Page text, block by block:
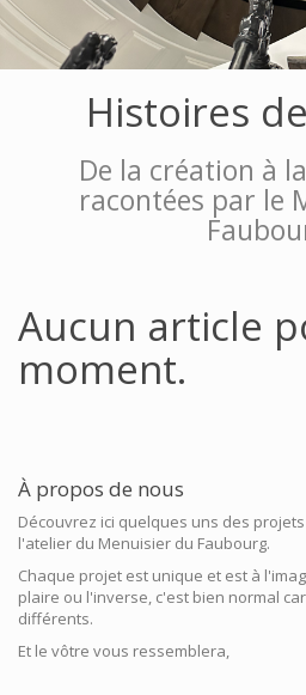
Histoires
De la création à
racontées par le
Aucun article
moment.
À propos de nous
Découvrez ici quelques uns des
l'atelier du Menuisier du Faubourg.
Chaque projet est unique et est à
plaire ou l'inverse, c'est bien normal
différents.
Et le vôtre vous ressemblera,